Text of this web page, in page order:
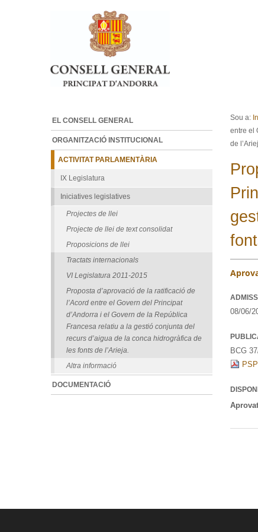
Ves al contingut.
Salta a la navegació
Sou a:
entre el
de
08/06/
BCG
EL CONSELL GENERAL
ORGANITZACIÓ INSTITUCIONAL
ACTIVITAT PARLAMENTÀRIA
IX Legislatura
Iniciatives legislatives
Projectes de llei
Projecte de llei de text consolidat
Proposicions de llei
Tractats internacionals
VI Legislatura 2011-2015
Proposta d’aprovació de la ratificació de
l’Acord entre el Govern del Principat
d’Andorra i el Govern de la República
Francesa relatiu a la gestió conjunta del
recurs d’aigua de la conca hidrogràfica de
les fonts de l’Arieja.
Altra informació
DOCUMENTACIÓ